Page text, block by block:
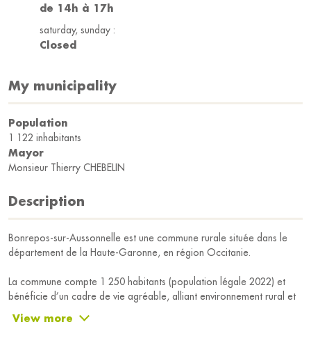
de 14h à 17h
saturday, sunday :
Closed
My municipality
Population
1 122 inhabitants
Mayor
Monsieur Thierry CHEBELIN
Description
Bonrepos-sur-Aussonnelle est une commune rurale située dans le
département de la Haute-Garonne, en région Occitanie.
La commune compte 1 250 habitants (population légale 2022) et
bénéficie d’un cadre de vie agréable, alliant environnement rural et
proximité avec l’agglomération toulousaine.
View more